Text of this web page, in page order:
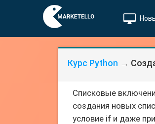
Курс Python →
Списковые
создания новых
условие if и даже